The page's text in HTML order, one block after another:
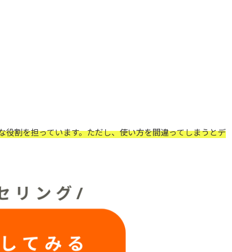
割を担っています。ただし、使い方を間違ってしまうとデ